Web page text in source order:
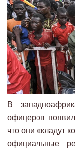
В
офицеров
что они «кладут
официальные